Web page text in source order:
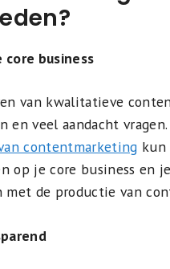
core business
van kwalitatieve
en veel aandacht
contentmarketing kun
op je core business en
met de productie van